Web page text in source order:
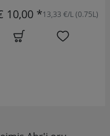
10,00 *13,33 €/L (0.75L)